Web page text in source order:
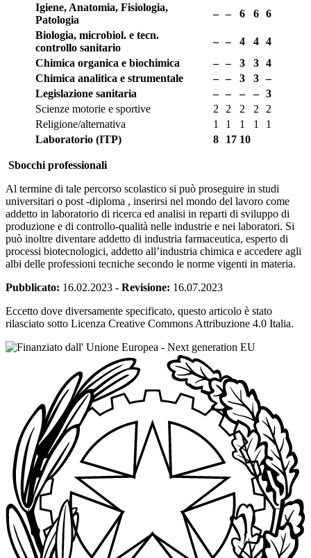
Igiene, Anatomia, Fisiologia,
Patologia
– – 6 6 6
Biologia, microbiol. e tecn.
controllo sanitario
– – 4 4 4
Chimica organica e biochimica
– – 3 3 4
Chimica analitica e strumentale
– – 3 3 –
Legislazione sanitaria
– – – – 3
Scienze motorie e sportive
2 2 2 2
2
Religione/alternativa
1 1 1 1
1
Laboratorio (ITP)
8 17 10
Sbocchi professionali
Al termine di tale percorso scolastico si può proseguire in studi
universitari o post -diploma , inserirsi nel mondo del lavoro come
addetto in laboratorio di ricerca ed analisi in reparti di sviluppo di
produzione e di controllo-qualità nelle industrie e nei laboratori. Si
può inoltre diventare addetto di industria farmaceutica, esperto di
processi biotecnologici, addetto all’industria chimica e accedere agli
albi delle professioni tecniche secondo le norme vigenti in materia.
Pubblicato: 16.02.2023 - Revisione: 16.07.2023
Eccetto dove diversamente specificato, questo articolo è stato
rilasciato sotto Licenza Creative Commons Attribuzione 4.0 Italia.